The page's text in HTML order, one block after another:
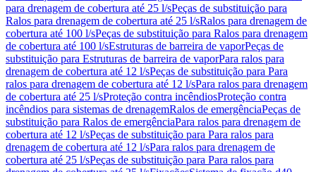
para drenagem de cobertura até 25 l/sPeças de substituição para
Ralos para drenagem de cobertura até 25 l/sRalos para drenagem de
cobertura até 100 l/sPeças de substituição para Ralos para drenagem
de cobertura até 100 l/sEstruturas de barreira de vaporPeças de
substituição para Estruturas de barreira de vaporPara ralos para
drenagem de cobertura até 12 l/sPeças de substituição para Para
ralos para drenagem de cobertura até 12 l/sPara ralos para drenagem
de cobertura até 25 l/sProteção contra incêndiosProteção contra
incêndios para sistemas de drenagemRalos de emergênciaPeças de
substituição para Ralos de emergênciaPara ralos para drenagem de
cobertura até 12 l/sPeças de substituição para Para ralos para
drenagem de cobertura até 12 l/sPara ralos para drenagem de
cobertura até 25 l/sPeças de substituição para Para ralos para